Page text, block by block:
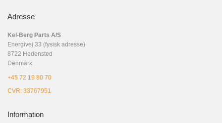
Adresse
Kel-Berg Parts A/S
Energivej 33 (fysisk adresse)
8722 Hedensted
Denmark
+45 72 19 80 70
CVR: 33767951
Information